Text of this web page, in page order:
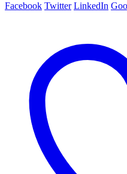
Facebook Twitter LinkedIn